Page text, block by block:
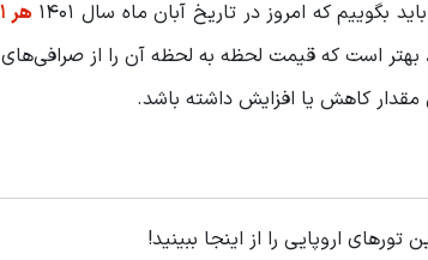
بگوییم که امروز در تاریخ آبان ماه سال 1401
بهتر است که قیمت لحظه به لحظه آن را از
کاهش یا افزایش داشته باشد.
اروپایی را از اینجا ببینید!